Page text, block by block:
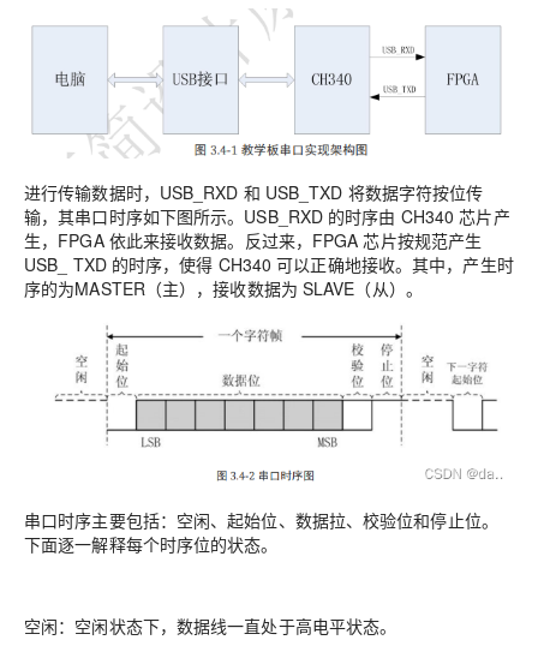
进行传输数据时，USB_RXD 和 USB_TXD 将数据字符按位传
输，其串口时序如下图所示。USB_RXD 的时序由 CH340 芯片产
生，FPGA 依此来接收数据。反过来，FPGA 芯片按规范产生
USB_ TXD 的时序，使得 CH340 可以正确地接收。其中，产生时
序的为MASTER（主），接收数据为 SLAVE（从）。
串口时序主要包括：空闲、起始位、数据拉、校验位和停止位。
下面逐一解释每个时序位的状态。
空闲：空闲状态下，数据线一直处于高电平状态。